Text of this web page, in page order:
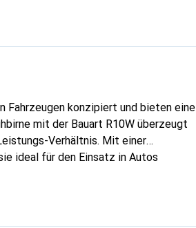
Fahrzeugen konzipiert und bieten eine
mit der Bauart R10W überzeugt
Verhältnis. Mit einer
ideal für den Einsatz in Autos
und verfügt über eine